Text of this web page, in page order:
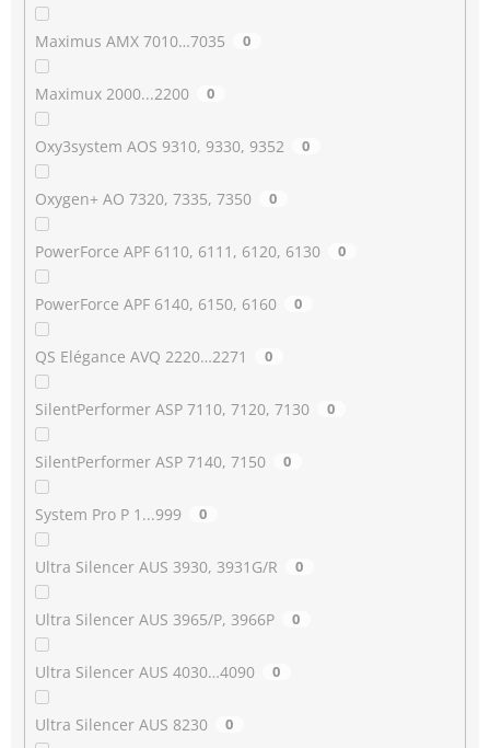
Maximus AMX 7010…7035 0
Maximux 2000...2200 0
Oxy3system AOS 9310, 9330, 9352 0
Oxygen+ AO 7320, 7335, 7350 0
PowerForce APF 6110, 6111, 6120, 6130 0
PowerForce APF 6140, 6150, 6160 0
QS Elégance AVQ 2220…2271 0
SilentPerformer ASP 7110, 7120, 7130 0
SilentPerformer ASP 7140, 7150 0
System Pro P 1...999 0
Ultra Silencer AUS 3930, 3931G/R 0
Ultra Silencer AUS 3965/P, 3966P 0
Ultra Silencer AUS 4030…4090 0
Ultra Silencer AUS 8230 0